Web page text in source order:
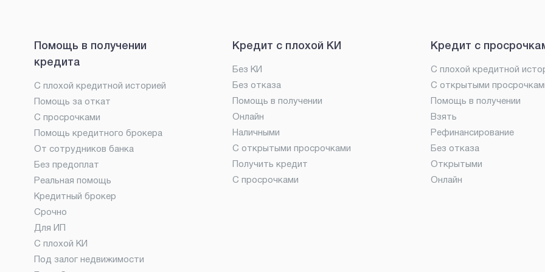
Помощь в получении
кредита
С плохой кредитной историей
Помощь за откат
С просрочками
Помощь кредитного брокера
От сотрудников банка
Без предоплат
Реальная помощь
Кредитный брокер
Срочно
Для ИП
С плохой КИ
Под залог недвижимости
Кредит с плохой КИ
Без КИ
Без отказа
Помощь в получении
Онлайн
Наличными
С открытыми просрочками
Получить кредит
С просрочками
Кредит с
С плохой кредитной
С открытыми
Помощь в получении
Взять
Рефинансирование
Без отказа
Открытыми
Онлайн